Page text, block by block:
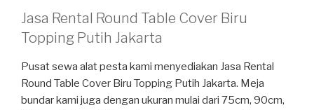
Jasa Rental Round Table Cover Biru
Topping Putih Jakarta
Pusat sewa alat pesta kami menyediakan Jasa Rental
Round Table Cover Biru Topping Putih Jakarta. Meja
bundar kami juga dengan ukuran mulai dari 75cm, 90cm,